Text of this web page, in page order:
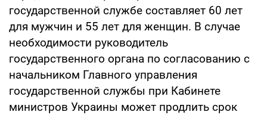
государственной службе составляет 60 лет
для мужчин и 55 лет для женщин. В случае
необходимости руководитель
государственного органа по согласованию с
начальником Главного управления
государственной службы при Кабинете
министров Украины может продлить срок